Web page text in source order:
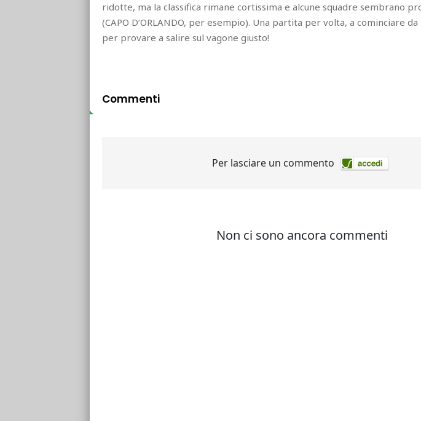
ridotte, ma la classifica rimane cortissima e alcune squadre sembrano
(CAPO D’ORLANDO, per esempio). Una partita per volta, a cominciare da
per provare a salire sul vagone giusto!
Commenti